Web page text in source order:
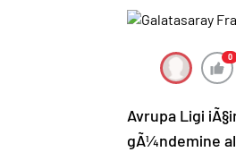
0
Avrupa Ligi
gÃ¼ndemine